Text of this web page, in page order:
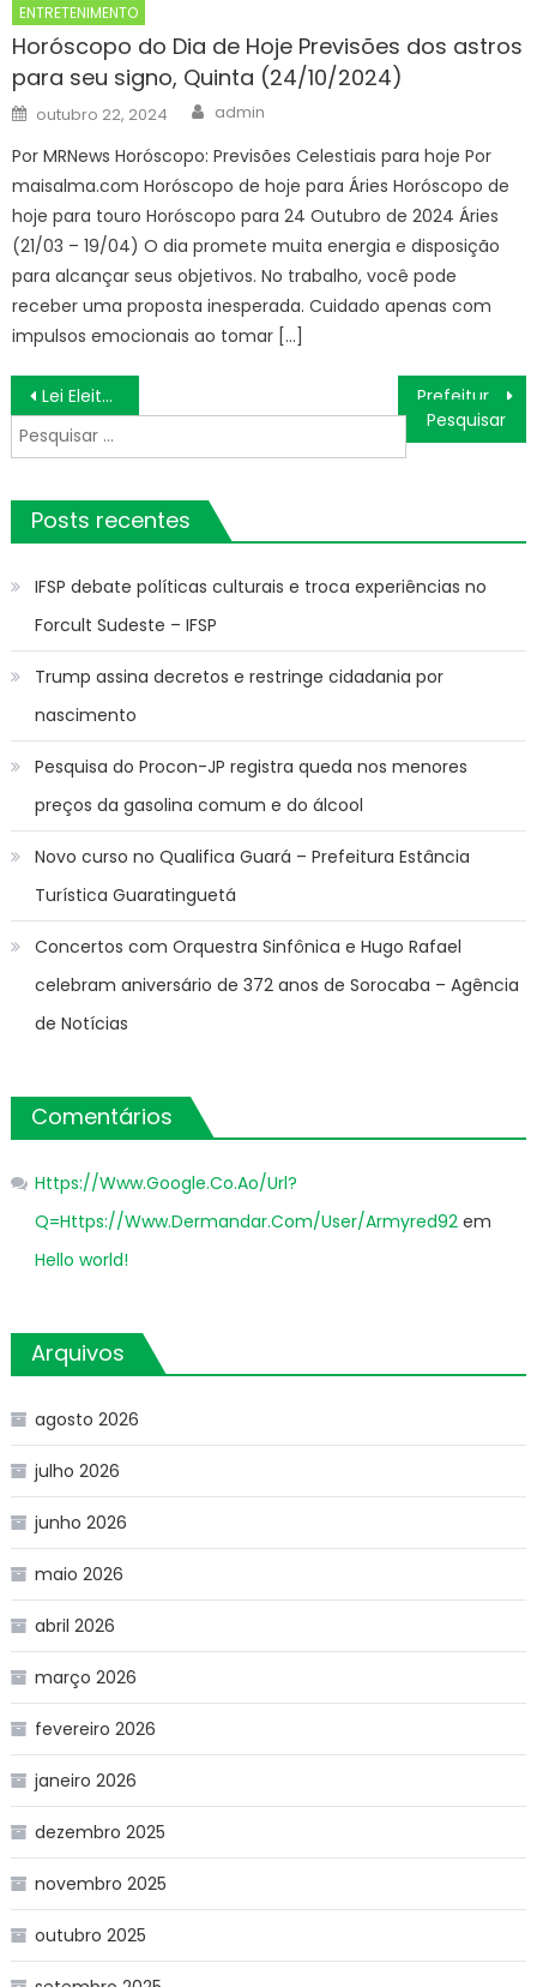
ENTRETENIMENTO
Horóscopo do Dia de Hoje Previsões dos astros
para seu signo, Quinta (24/10/2024)
Posted
on
outubro 22, 2024 Author
admin
Por MRNews Horóscopo: Previsões Celestiais para hoje Por
maisalma.com Horóscopo de hoje para Áries Horóscopo de
hoje para touro Horóscopo para 24 Outubro de 2024 Áries
(21/03 – 19/04) O dia promete muita energia e disposição
para alcançar seus objetivos. No trabalho, você pode
receber uma proposta inesperada. Cuidado apenas com
impulsos emocionais ao tomar […]
Navegação
de
Post
Lei Eleitoral
Prefeitura determina tarifa zero em passagens de ônibus municipais no dia das eleições
Pesquisar
por:
Posts recentes
IFSP debate políticas culturais e troca experiências no
Forcult Sudeste – IFSP
Trump assina decretos e restringe cidadania por
nascimento
Pesquisa do Procon-JP registra queda nos menores
preços da gasolina comum e do álcool
Novo curso no Qualifica Guará – Prefeitura Estância
Turística Guaratinguetá
Concertos com Orquestra Sinfônica e Hugo Rafael
celebram aniversário de 372 anos de Sorocaba – Agência
de Notícias
Comentários
Https://Www.Google.Co.Ao/Url?
Q=Https://Www.Dermandar.Com/User/Armyred92em
Hello world!
Arquivos
agosto 2026
julho 2026
junho 2026
maio 2026
abril 2026
março 2026
fevereiro 2026
janeiro 2026
dezembro 2025
novembro 2025
outubro 2025